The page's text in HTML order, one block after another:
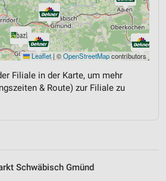
Leaflet| ©OpenStreetMapcontributors
Filiale in der Karte, um mehr
& Route) zur Filiale zu
Schwäbisch Gmünd